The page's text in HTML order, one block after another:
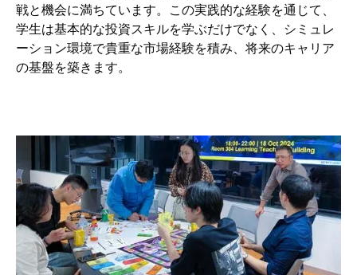
戦と機会に満ちています。この実践的な経験を通じて、
学生は基本的な投資スキルを学ぶだけでなく、シミュレ
ーション環境で貴重な市場経験を積み、将来のキャリア
の基盤を築きます。